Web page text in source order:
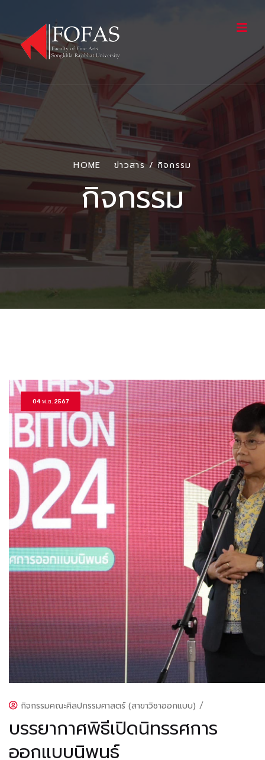
HOME ข่าวสาร / กิจกรรม
กิจกรรม
04 พ.ย. 2567
กิจกรรมคณะศิลปกรรมศาสตร์ (สาขาวิชาออกแบบ) /
บรรยากาศพิธีเปิดนิทรรศการ
ออกแบบนิพนธ์